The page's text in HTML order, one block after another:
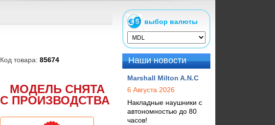
Код товара: 85674
МОДЕЛЬ СНЯТА
С ПРОИЗВОДСТВА
выбор валюты
Наши новости
Marshall Milton A.N.C
6 Августа 2026
Накладные наушники с
автономностью до 80
часов!